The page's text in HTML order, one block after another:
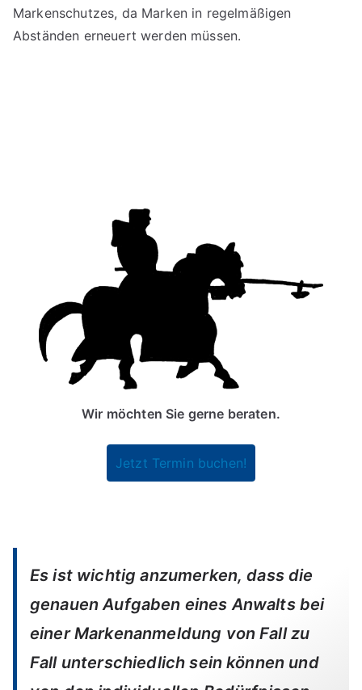
Markenschutzes, da Marken in regelmäßigen
Abständen erneuert werden müssen.
Wir möchten Sie gerne beraten.
Jetzt Termin buchen!
Es ist wichtig anzumerken, dass die
genauen Aufgaben eines Anwalts bei
einer Markenanmeldung von Fall zu
Fall unterschiedlich sein können und